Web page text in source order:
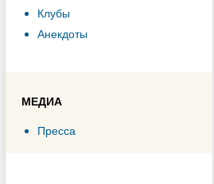
Клубы
Анекдоты
МЕДИА
Пресса